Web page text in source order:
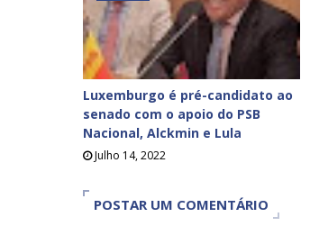
Luxemburgo é pré-candidato ao
senado com o apoio do PSB
Nacional, Alckmin e Lula
Julho 14, 2022
POSTAR UM COMENTÁRIO